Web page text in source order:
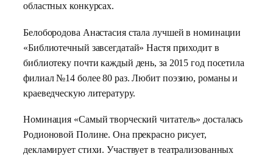
областных конкурсах.
Белобородова Анастасия стала лучшей в номинации
«Библиотечный завсегдатай» Настя приходит в
библиотеку почти каждый день, за 2015 год посетила
филиал №14 более 80 раз. Любит поэзию, романы и
краеведческую литературу.
Номинация «Самый творческий читатель» досталась
Родионовой Полине. Она прекрасно рисует,
декламирует стихи. Участвует в театрализованных